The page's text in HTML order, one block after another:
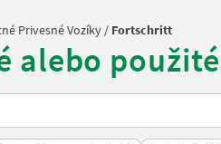
Privesné Vozíky / Fortschritt
alebo